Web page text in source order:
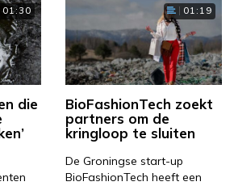
01:30
die
01:19
BioFashionTech zoekt
partners om de
kringloop te sluiten
De Groningse start-up
BioFashionTech heeft een